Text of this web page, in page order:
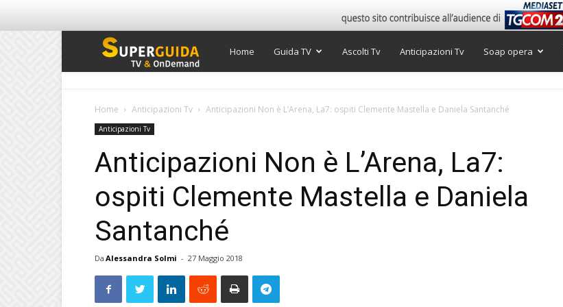
Super
Home Guida TV Ascolti Tv Anticipazioni Tv Soap opera
Home Anticipazioni Tv Anticipazioni Non è L’Arena, La7: ospiti Clemente Mastella e Daniela Santanché
Anticipazioni Tv
Anticipazioni Non è L’Arena, La7:
ospiti Clemente Mastella e Daniela
Santanché
Da Alessandra Solmi - 27 Maggio 2018